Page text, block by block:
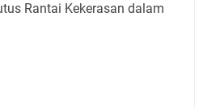
Rantai Kekerasan dalam